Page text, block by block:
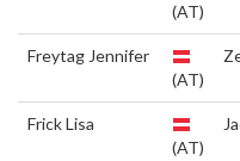
(AT)
Freytag Jennifer
(AT)
Frick Lisa
(AT)